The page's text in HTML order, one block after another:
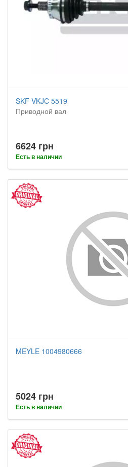
SKF VKJC 5519
Приводной вал
6624 грн
Есть в наличии
MEYLE 1004980666
5024 грн
Есть в наличии